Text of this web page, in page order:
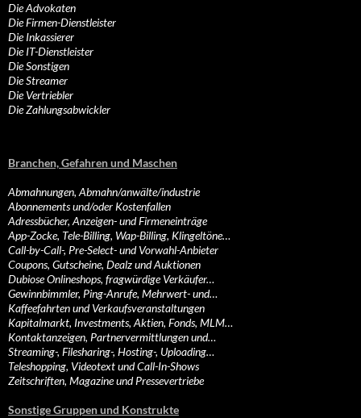
Die Advokaten
Die Firmen-Dienstleister
Die Inkassierer
Die IT-Dienstleister
Die Sonstigen
Die Streamer
Die Vertriebler
Die Zahlungsabwickler
Branchen, Gefahren und Maschen
Abmahnungen, Abmahn/anwälte/industrie
Abonnements und/oder Kostenfallen
Adressbücher, Anzeigen- und Firmeneinträge
App-Zocke, Tele-Billing, Wap-Billing, Klingeltöne…
Call-by-Call-, Pre-Select- und Vorwahl-Anbieter
Coupons, Gutscheine, Dealz und Auktionen
Dubiose Onlineshops, fragwürdige Verkäufer…
Gewinnbimmler, Ping-Anrufe, Mehrwert- und…
Kaffeefahrten und Verkaufsveranstaltungen
Kapitalmarkt, Investments, Aktien, Fonds, MLM…
Kontaktanzeigen, Partnervermittlungen und…
Streaming-, Filesharing-, Hosting-, Uploading…
Teleshopping, Videotext und Call-In-Shows
Zeitschriften, Magazine und Pressevertriebe
Sonstige Gruppen und Konstrukte